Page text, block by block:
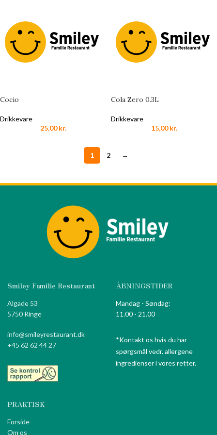
Cocio
Drikkevare
25,00kr.
Cola Zero 0.3L
Drikkevare
15,00kr.
1 2 →
Smiley Familie Restaurant
Algade 53
5750 Ringe
info@smileyrestaurant.dk
+45 62 62 44 27
ÅBNINGSTIDER
Mandag - Søndag:
11.00 - 21.00
*Kontakt os hvis du har
spørgsmål vedr. allergene
ingredienser i vores retter.
PRAKTISK
Forside
Om os